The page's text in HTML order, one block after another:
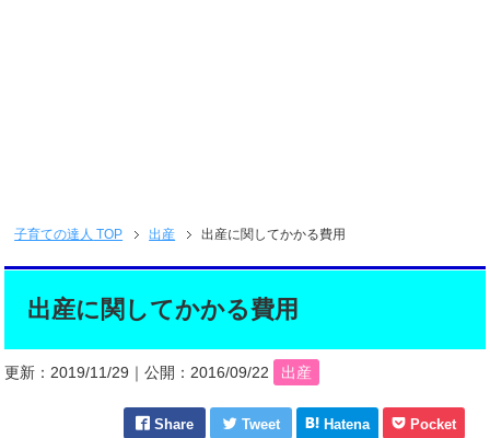
子育ての達人 TOP 出産 出産に関してかかる費用
出産に関してかかる費用
更新：2019/11/29 ｜公開：2016/09/22 出産
Share Tweet
Hatena
Pocket